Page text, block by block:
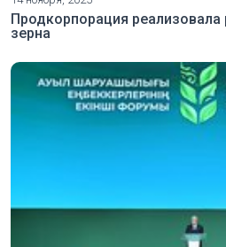
Продкорпорация
зерна